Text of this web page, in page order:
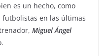
es un hecho, como
en las últimas
Miguel Ángel